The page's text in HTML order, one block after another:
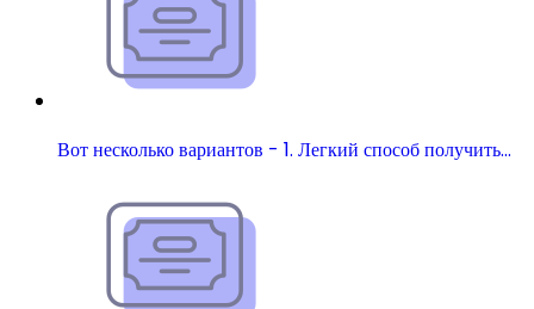
Вот несколько вариантов - 1. Легкий способ получить…